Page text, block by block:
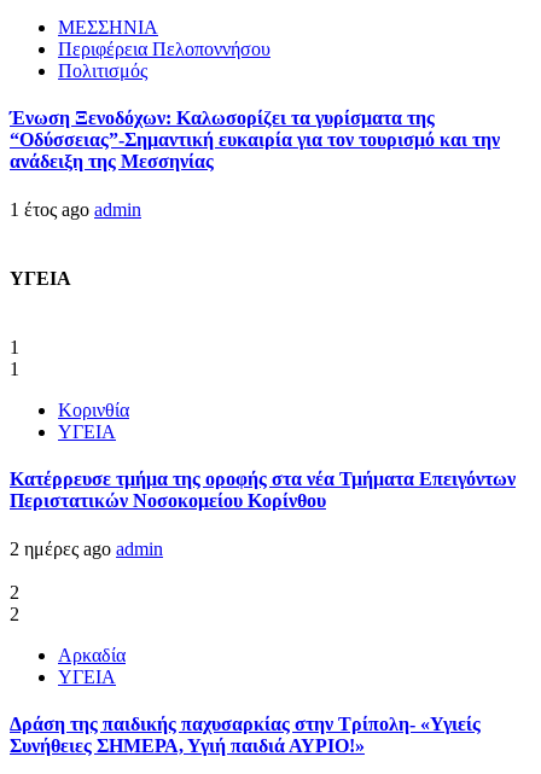
ΜΕΣΣΗΝΙΑ
Περιφέρεια Πελοποννήσου
Πολιτισμός
Ένωση Ξενοδόχων: Καλωσορίζει τα γυρίσματα της
“Οδύσσειας”-Σημαντική ευκαιρία για τον τουρισμό και την
ανάδειξη της Μεσσηνίας
1 έτος ago admin
ΥΓΕΙΑ
1
1
Κορινθία
ΥΓΕΙΑ
Kατέρρευσε τμήμα της οροφής στα νέα Τμήματα Επειγόντων
Περιστατικών Νοσοκομείου Κορίνθου
2 ημέρες ago admin
2
2
Αρκαδία
ΥΓΕΙΑ
Δράση της παιδικής παχυσαρκίας στην Τρίπολη- «Υγιείς
Συνήθειες ΣΗΜΕΡΑ, Υγιή παιδιά ΑΥΡΙΟ!»